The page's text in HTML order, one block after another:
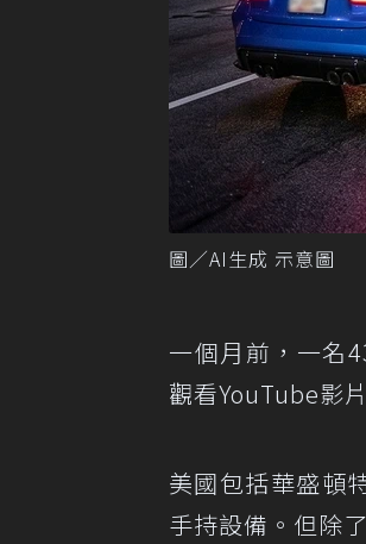
圖／AI生成 示意圖
一個月前，一名
觀看YouTube影
美國包括華盛頓
手持設備。但除